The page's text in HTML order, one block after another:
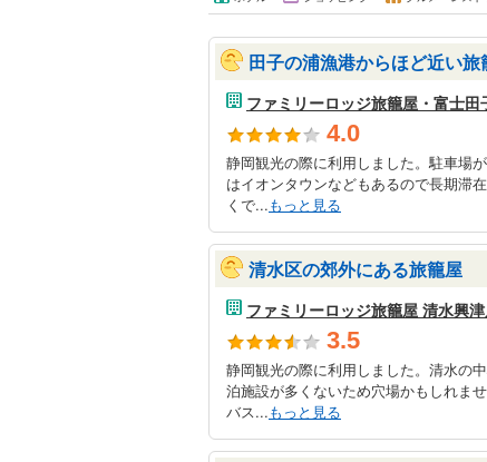
田子の浦漁港からほど近い旅
ファミリーロッジ旅籠屋・富士田
4.0
静岡観光の際に利用しました。駐車場
はイオンタウンなどもあるので長期滞
くで...もっと見る
清水区の郊外にある旅籠屋
ファミリーロッジ旅籠屋 清水興
3.5
静岡観光の際に利用しました。清水の
泊施設が多くないため穴場かもしれま
バス...もっと見る